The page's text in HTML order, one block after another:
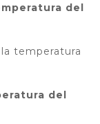
del
temperatura
del